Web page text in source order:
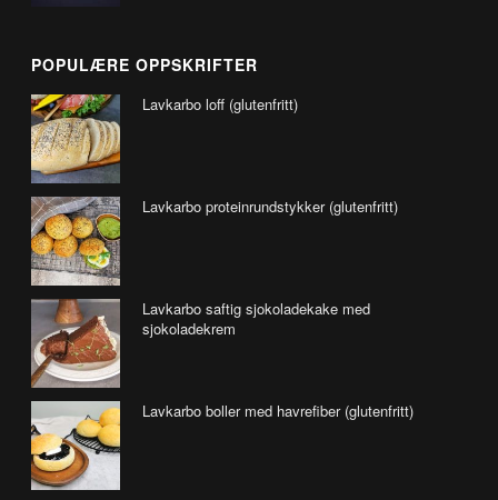
POPULÆRE OPPSKRIFTER
Lavkarbo loff (glutenfritt)
Lavkarbo proteinrundstykker (glutenfritt)
Lavkarbo saftig sjokoladekake med
sjokoladekrem
Lavkarbo boller med havrefiber (glutenfritt)